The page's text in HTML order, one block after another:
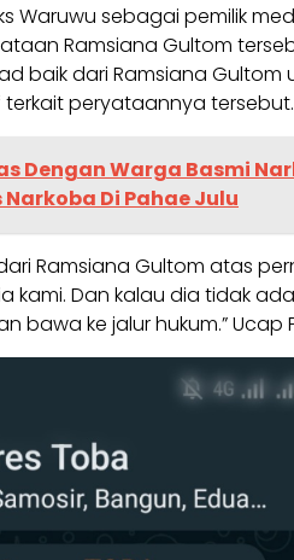
Waruwu sebagai pemilik
Ramsiana Gultom
baik dari Ramsiana Gultom
peryataannya tersebut.
Dengan Warga Basmi
Di Pahae Julu
Ramsiana Gultom atas
Dan kalau dia tidak
bawa ke jalur hukum.” Ucap